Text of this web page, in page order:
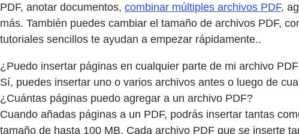
PDF, anotar documentos, combinar múltiples archivos PDF,
más. También puedes cambiar el tamaño de archivos PDF,
tutoriales sencillos te ayudan a empezar rápidamente..
¿Puedo insertar páginas en cualquier parte de mi archivo
Sí, puedes insertar uno o varios archivos antes o luego de
¿Cuántas páginas puedo agregar a un archivo PDF?
Cuando añadas páginas a un PDF, podrás insertar tantas
tamaño de hasta 100 MB. Cada archivo PDF que se inserte